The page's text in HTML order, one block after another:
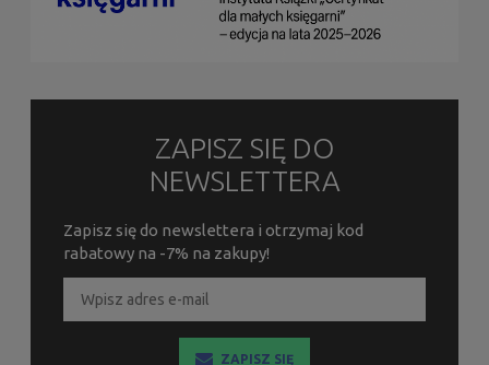
ZAPISZ SIĘ DO
NEWSLETTERA
Zapisz się do newslettera i otrzymaj kod
rabatowy na -7% na zakupy!
ZAPISZ SIĘ